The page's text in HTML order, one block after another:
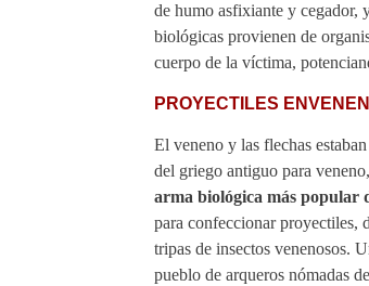
de humo asfixiante y cegador,
biológicas provienen de
cuerpo de la víctima,
PROYECTILES
El veneno y las flechas
del griego antiguo para veneno,
arma biológica más popular
para confeccionar proyectiles,
tripas de insectos venenosos.
pueblo de arqueros nómadas